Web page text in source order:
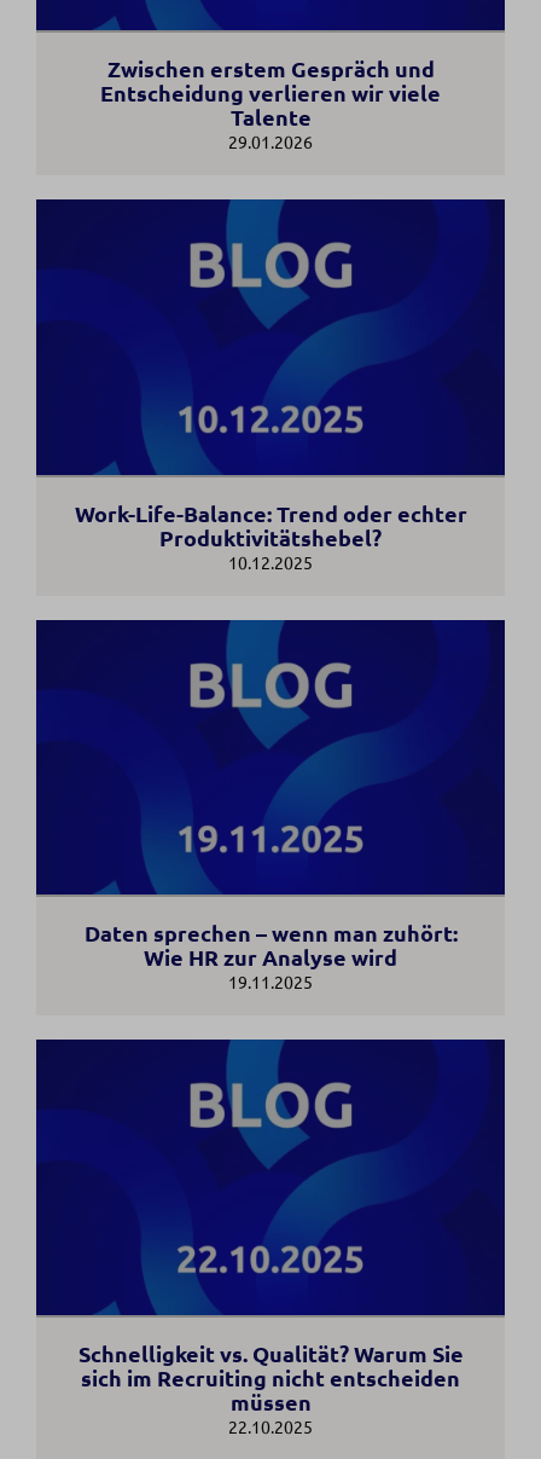
Zwischen erstem Gespräch und
Entscheidung verlieren wir viele
Talente
29.01.2026
Work-Life-Balance: Trend oder echter
Produktivitätshebel?
10.12.2025
Daten sprechen – wenn man zuhört:
Wie HR zur Analyse wird
19.11.2025
Schnelligkeit vs. Qualität? Warum Sie
sich im Recruiting nicht entscheiden
müssen
22.10.2025